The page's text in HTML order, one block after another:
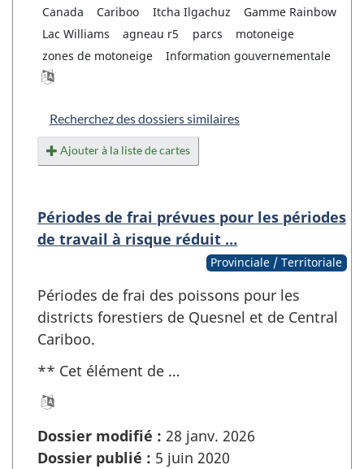
Canada
Cariboo Itcha Ilgachuz
Gamme Rainbow
Lac Williams
agneau r5 parcs
motoneige
zones de motoneige
Information gouvernementale
Recherchez des dossiers similaires
Ajouter à la liste de cartes
Périodes de frai prévues pour les périodes
de travail à risque réduit …
Provinciale / Territoriale
Périodes de frai des poissons pour les
districts forestiers de Quesnel et de Central
Cariboo.
** Cet élément de …
Dossier modifié : 28 janv. 2026
Dossier publié : 5 juin 2020